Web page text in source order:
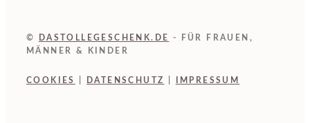
© DASTOLLEGESCHENK.DE
- FÜR FRAUEN,
MÄNNER & KINDER
COOKIES DATENSCHUTZ IMPRESSUM